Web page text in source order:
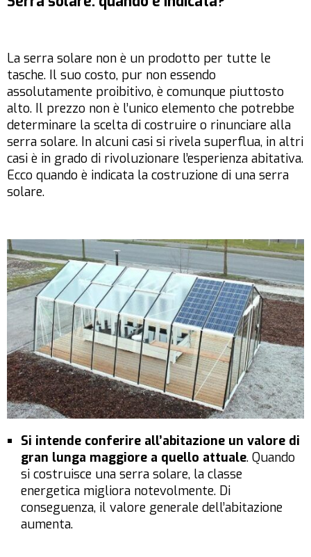
La serra solare non è un prodotto per tutte le
tasche. Il suo costo, pur non essendo
assolutamente proibitivo, è comunque piuttosto
alto. Il prezzo non è l’unico elemento che potrebbe
determinare la scelta di costruire o rinunciare alla
serra solare. In alcuni casi si rivela superflua, in altri
casi è in grado di rivoluzionare l’esperienza abitativa.
Ecco quando è indicata la costruzione di una serra
solare.
Si intende conferire all’abitazione un valore di
gran lunga maggiore a quello attuale. Quando
si costruisce una serra solare, la classe
energetica migliora notevolmente. Di
conseguenza, il valore generale dell’abitazione
aumenta.